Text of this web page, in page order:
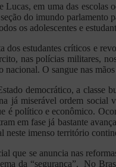
Lucas, em uma das
do imundo parlamento
os adolescentes e
dos estudantes críticos e
nas polícias militares,
O sangue nas
democrático, a classe
já miserável ordem social
é político e econômico.
em fase já bastante
neste imenso território
que se anuncia nas
da “segurança”. No